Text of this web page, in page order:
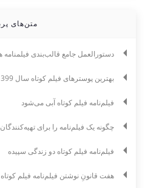
متن‌های
دستورالعمل جامع قالب‌بندی فیلمنامه
بهترین پوسترهای فیلم کوتاه سال 1399
فیلم‌نامه فیلم کوتاه آبی می‌شود
چگونه یک فیلم‌نامه را برای تهیه‌کنندگان
فیلم‌نامه فیلم کوتاه دو زندگی سپیده
هفت قانونِ نوشتن فیلم‌نامه فیلم کوتاه